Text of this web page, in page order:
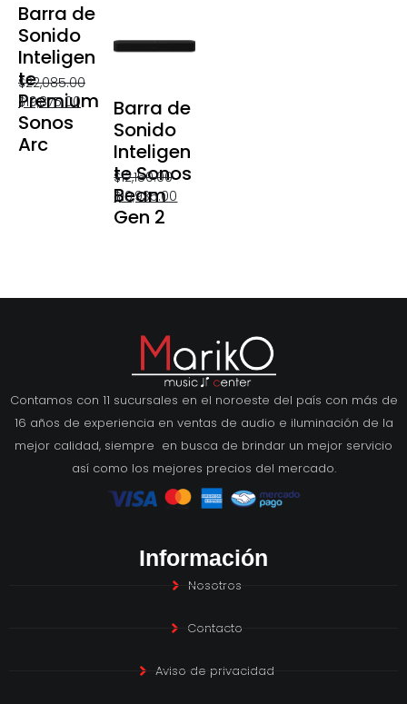
Barra de
Sonido
Inteligen
te
Premium
Sonos
Arc
$22,085.00
$19,875.00
Barra de
Sonido
Inteligen
te Sonos
Beam
Gen 2
$12,150.00
$10,935.00
Contamos con 11 sucursales en el noroeste del país con más de
16 años de experiencia en ventas de audio e iluminación de la
mejor calidad, siempre en busca de brindar un mejor servicio
así como los mejores precios del mercado.
Información
Nosotros
Contacto
Aviso de privacidad